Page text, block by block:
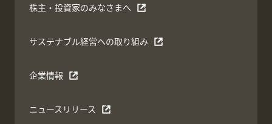
株主・投資家のみなさまへ
サステナブル経営への取り組み
企業情報
ニュースリリース